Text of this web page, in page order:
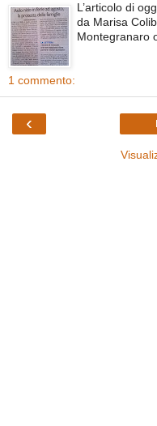
L’articolo di
da Marisa
Montegranaro
1 commento:
‹